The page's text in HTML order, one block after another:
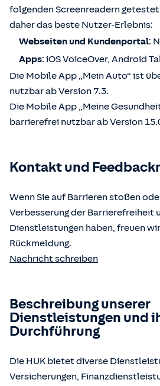
folgenden Screenreadern
daher das beste Nutzer-Erlebnis:
Webseiten und Kundenportal:
Apps: iOS VoiceOver, Android
Die Mobile App „Mein Auto“ ist
nutzbar ab Version 7.3.
Die Mobile App „Meine
barrierefrei nutzbar ab Version
Kontakt und
Wenn Sie auf Barrieren stoßen
Verbesserung der Barrierefreiheit
Dienstleistungen haben, freuen
Rückmeldung.
Nachricht schreiben
Beschreibung unserer
Dienstleistungen und
Durchführung
Die HUK bietet diverse
Versicherungen,